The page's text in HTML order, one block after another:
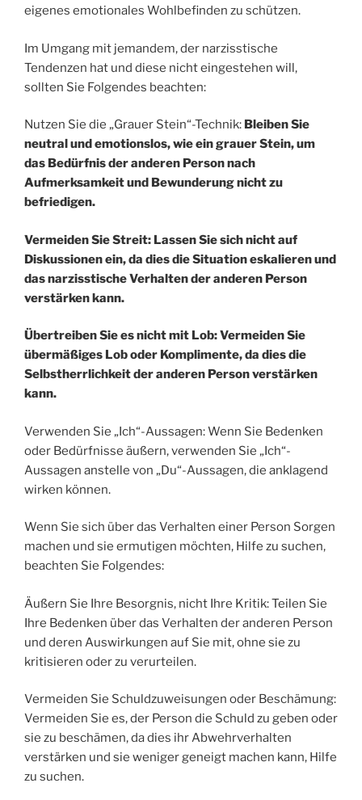
eigenes emotionales Wohlbefinden zu schützen.
Im Umgang mit jemandem, der narzisstische
Tendenzen hat und diese nicht eingestehen will,
sollten Sie Folgendes beachten:
Nutzen Sie die „Grauer Stein“-Technik: Bleiben Sie
neutral und emotionslos, wie ein grauer Stein, um
das Bedürfnis der anderen Person nach
Aufmerksamkeit und Bewunderung nicht zu
befriedigen.
Vermeiden Sie Streit: Lassen Sie sich nicht auf
Diskussionen ein, da dies die Situation eskalieren und
das narzisstische Verhalten der anderen Person
verstärken kann.
Übertreiben Sie es nicht mit Lob: Vermeiden Sie
übermäßiges Lob oder Komplimente, da dies die
Selbstherrlichkeit der anderen Person verstärken
kann.
Verwenden Sie „Ich“-Aussagen: Wenn Sie Bedenken
oder Bedürfnisse äußern, verwenden Sie „Ich“-
Aussagen anstelle von „Du“-Aussagen, die anklagend
wirken können.
Wenn Sie sich über das Verhalten einer Person Sorgen
machen und sie ermutigen möchten, Hilfe zu suchen,
beachten Sie Folgendes:
Äußern Sie Ihre Besorgnis, nicht Ihre Kritik: Teilen Sie
Ihre Bedenken über das Verhalten der anderen Person
und deren Auswirkungen auf Sie mit, ohne sie zu
kritisieren oder zu verurteilen.
Vermeiden Sie Schuldzuweisungen oder Beschämung:
Vermeiden Sie es, der Person die Schuld zu geben oder
sie zu beschämen, da dies ihr Abwehrverhalten
verstärken und sie weniger geneigt machen kann, Hilfe
zu suchen.